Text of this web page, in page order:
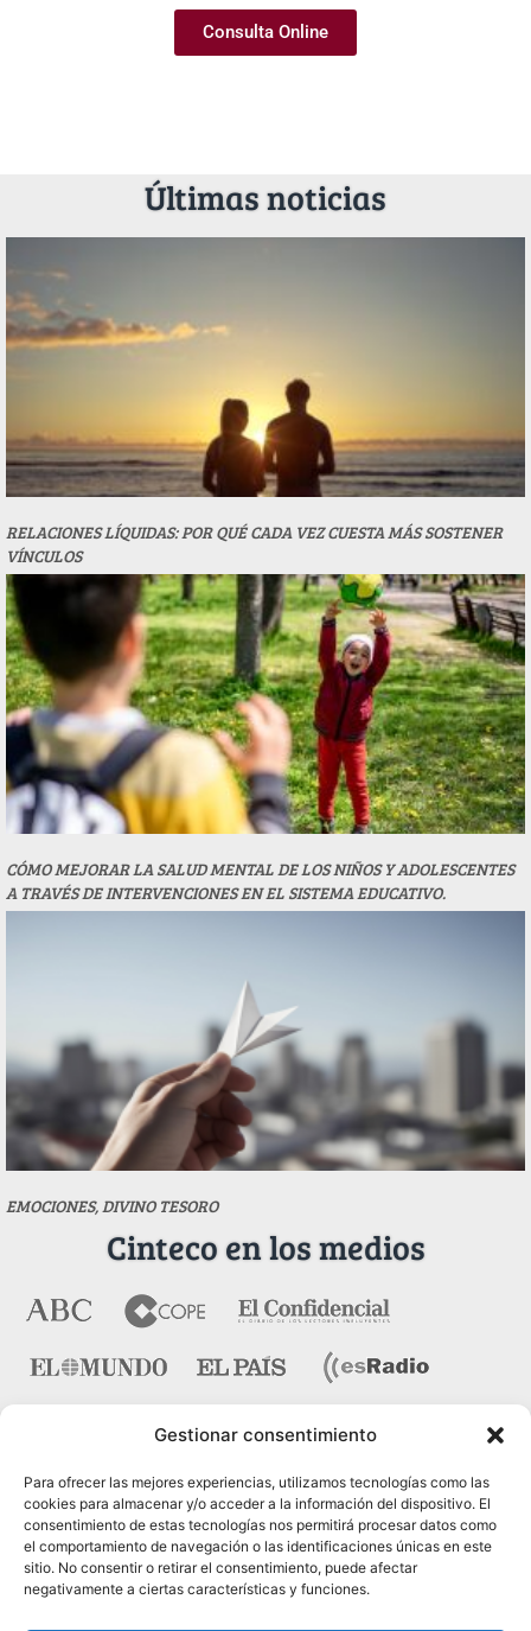
Gestionar consentimiento
Para ofrecer las mejores experiencias, utilizamos tecnologías como las
cookies para almacenar y/o acceder a la información del dispositivo. El
consentimiento de estas tecnologías nos permitirá procesar datos como
el comportamiento de navegación o las identificaciones únicas en este
sitio. No consentir o retirar el consentimiento, puede afectar
negativamente a ciertas características y funciones.
Consulta Online
Últimas noticias
RELACIONES LÍQUIDAS: POR QUÉ CADA VEZ CUESTA MÁS SOSTENER
VÍNCULOS
CÓMO MEJORAR LA SALUD MENTAL DE LOS NIÑOS Y ADOLESCENTES
A TRAVÉS DE INTERVENCIONES EN EL SISTEMA EDUCATIVO.
EMOCIONES, DIVINO TESORO
Cinteco en los medios
Contacto
Pza. del Marqués de Salamanca nº 10, bajo dcha. 28006
Madrid